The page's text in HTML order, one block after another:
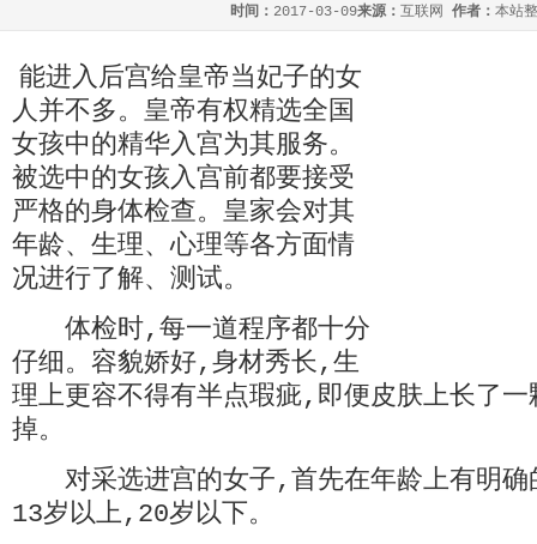
时间： 2017-03-09来源： 互联网 作者： 本站
能进入后宫给皇帝当妃子的女
人并不多。皇帝有权精选全国
女孩中的精华入宫为其服务。
被选中的女孩入宫前都要接受
严格的身体检查。皇家会对其
年龄、生理、心理等各方面情
况进行了解、测试。
体检时,每一道程序都十分
仔细。容貌娇好,身材秀长,生
理上更容不得有半点瑕疵,即便皮肤上长了
掉。
对采选进宫的女子,首先在年龄上有明确
13岁以上,20岁以下。